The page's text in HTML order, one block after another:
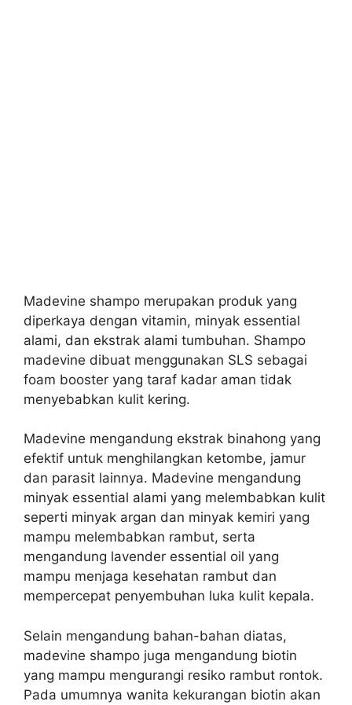
Madevine shampo merupakan produk yang
diperkaya dengan vitamin, minyak essential
alami, dan ekstrak alami tumbuhan. Shampo
madevine dibuat menggunakan SLS sebagai
foam booster yang taraf kadar aman tidak
menyebabkan kulit kering.
Madevine mengandung ekstrak binahong yang
efektif untuk menghilangkan ketombe, jamur
dan parasit lainnya. Madevine mengandung
minyak essential alami yang melembabkan kulit
seperti minyak argan dan minyak kemiri yang
mampu melembabkan rambut, serta
mengandung lavender essential oil yang
mampu menjaga kesehatan rambut dan
mempercepat penyembuhan luka kulit kepala.
Selain mengandung bahan-bahan diatas,
madevine shampo juga mengandung biotin
yang mampu mengurangi resiko rambut rontok.
Pada umumnya wanita kekurangan biotin akan